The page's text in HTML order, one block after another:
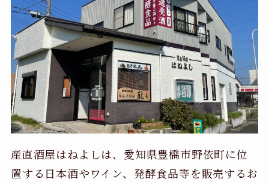
産直酒屋はねよしは、愛知県豊橋市野依町に位
置する日本酒やワイン、発酵食品等を販売するお